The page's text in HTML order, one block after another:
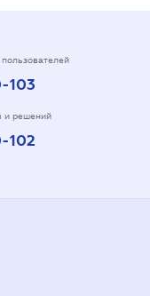
103
и решений
102